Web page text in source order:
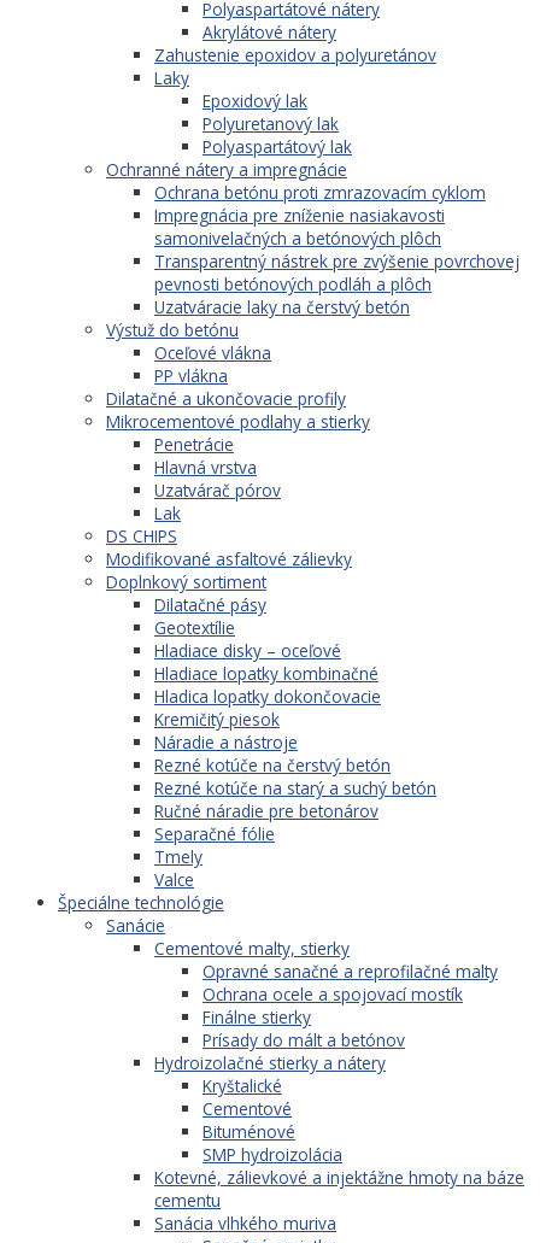
Polyaspartátové nátery
Akrylátové nátery
Zahustenie epoxidov a polyuretánov
Laky
Epoxidový lak
Polyuretanový lak
Polyaspartátový lak
Ochranné nátery a impregnácie
Ochrana betónu proti zmrazovacím cyklom
Impregnácia pre zníženie nasiakavosti
samonivelačných a betónových plôch
Transparentný nástrek pre zvýšenie povrchovej
pevnosti betónových podláh a plôch
Uzatváracie laky na čerstvý betón
Výstuž do betónu
Oceľové vlákna
PP vlákna
Dilatačné a ukončovacie profily
Mikrocementové podlahy a stierky
Penetrácie
Hlavná vrstva
Uzatvárač pórov
Lak
DS CHIPS
Modifikované asfaltové zálievky
Doplnkový sortiment
Dilatačné pásy
Geotextílie
Hladiace disky – oceľové
Hladiace lopatky kombinačné
Hladica lopatky dokončovacie
Kremičitý piesok
Náradie a nástroje
Rezné kotúče na čerstvý betón
Rezné kotúče na starý a suchý betón
Ručné náradie pre betonárov
Separačné fólie
Tmely
Valce
Špeciálne technológie
Sanácie
Cementové malty, stierky
Opravné sanačné a reprofilačné malty
Ochrana ocele a spojovací mostík
Finálne stierky
Prísady do mált a betónov
Hydroizolačné stierky a nátery
Kryštalické
Cementové
Bituménové
SMP hydroizolácia
Kotevné, zálievkové a injektážne hmoty na báze
cementu
Sanácia vlhkého muriva